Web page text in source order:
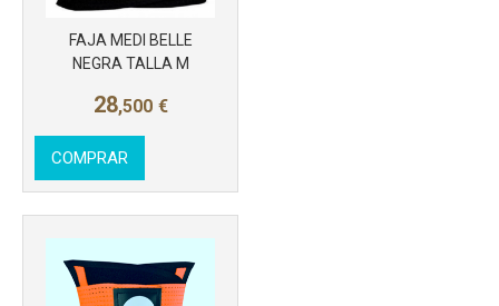
FAJA MEDI BELLE
NEGRA TALLA M
28,500 €
COMPRAR
Más info